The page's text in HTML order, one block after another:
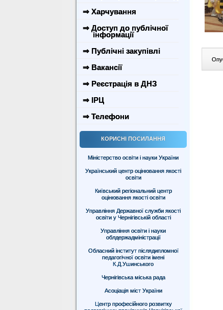
⇒ Харчування
⇒ Доступ до публічної
інформації
⇒ Публічні закупівлі
⇒ Вакансії
⇒ Реєстрація в ДНЗ
⇒ ІРЦ
⇒ Телефони
КОРИСНІ ПОСИЛАННЯ
Міністерство освіти і науки України
Український центр оцінювання якості
освіти
Київський регіональний центр
оцінювання якості освіти
Управління Державної служби якості
освіти у Чернігівській області
Управління освіти і науки
облдержадміністрації
Обласний інститут післядипломної
педагогічної освіти імені
К.Д.Ушинського
Чернігівська міська рада
Асоціація міст України
Центр професійного розвитку